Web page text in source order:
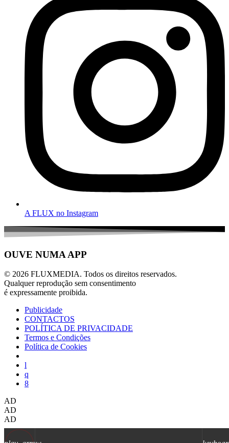
A FLUX no Instagram
OUVE NUMA APP
© 2026 FLUXMEDIA. Todos os direitos reservados.
Qualquer reprodução sem consentimento
é expressamente proibida.
Publicidade
CONTACTOS
POLÍTICA DE PRIVACIDADE
Termos e Condições
Política de Cookies
AD
AD
AD